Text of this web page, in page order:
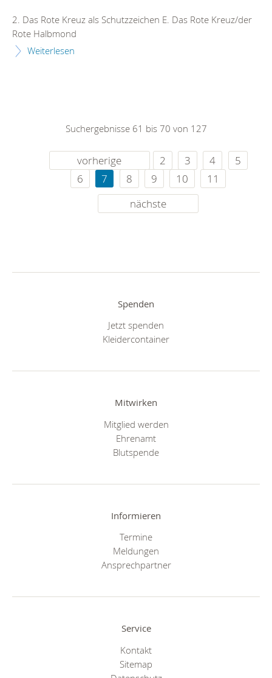
2. Das Rote Kreuz als Schutzzeichen E. Das Rote Kreuz/der
Rote Halbmond
Weiterlesen
Suchergebnisse 61 bis 70 von 127
vorherige 2 3 4
5
6
7 8 9 10
11
nächste
Spenden
Jetzt spenden
Kleidercontainer
Mitwirken
Mitglied werden
Ehrenamt
Blutspende
Informieren
Termine
Meldungen
Ansprechpartner
Service
Kontakt
Sitemap